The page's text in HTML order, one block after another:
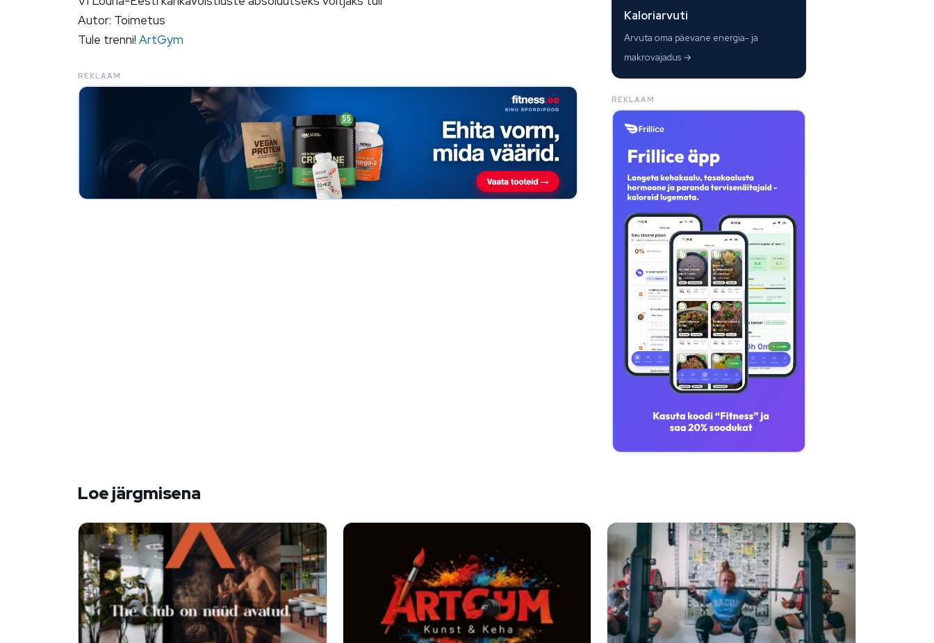
Autor: Toimetus
Tule trenni! ArtGym
REKLAAM
Kaloriarvuti
Arvuta oma päevane energia- ja
makrovajadus →
REKLAAM
Loe järgmisena